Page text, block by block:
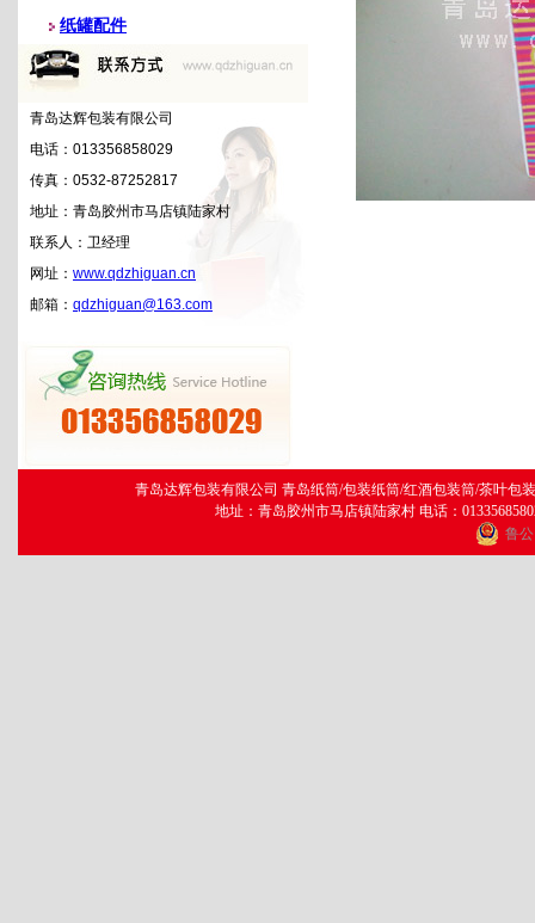
纸罐配件
青岛达辉包装有限公司
电话：013356858029
传真：0532-87252817
地址：青岛胶州市马店镇陆家村
联系人：卫经理
网址： www.qdzhiguan.cn
邮箱： qdzhiguan@163.com
青岛达辉包装有限公司 青岛纸筒/包装纸筒/红酒包装筒/茶叶包
地址：青岛胶州市马店镇陆家村 电话：
鲁公